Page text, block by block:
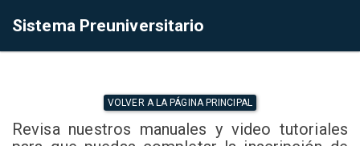
Sistema Preuniversitario
VOLVER A LA PÁGINA PRINCIPAL
Revisa nuestros manuales y video tutoriales